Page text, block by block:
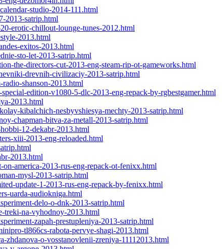
studio-2014-111.html
2013-satrip.html
erotic-chillout-lounge-tunes-2012.html
2013.html
exitos-2013.html
sto-let-2013-satrip.html
the-directors-cut-2013-eng-steam-rip-ot-gameworks.html
drevnih-civilizaciy-2013-satrip.html
shanson-2013.html
edition-v1080-5-dlc-2013-eng-repack-by-rgbestgamer.html
2013.html
kibalchich-nesbyvshiesya-mechty-2013-satrip.html
chapman-bitva-za-metall-2013-satrip.html
12-dekabr-2013.html
xiii-2013-eng-reloaded.html
2013.html
america-2013-rus-eng-repack-ot-fenixx.html
mysl-2013-satrip.html
update-1-2013-rus-eng-repack-by-fenixx.html
uarda-audiokniga.html
delo-o-dnk-2013-satrip.html
treki-na-vyhodnoy-2013.html
zapah-prestupleniya-2013-satrip.html
tl866cs-rabota-pervye-shagi-2013.html
o-vosstanovlenii-zreniya-11112013.html